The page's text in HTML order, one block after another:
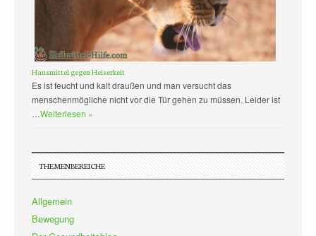
Hausmittel gegen Heiserkeit
Es ist feucht und kalt draußen und man versucht das
menschenmögliche nicht vor die Tür gehen zu müssen. Leider ist
…Weiterlesen »
THEMENBEREICHE
Allgemein
Bewegung